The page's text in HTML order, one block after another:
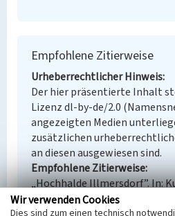
Empfohlene Zitierweise
Urheberrechtlicher Hinweis
Der hier präsentierte Inhalt
Lizenz dl-by-de/2.0
angezeigten Medien
zusätzlichen
an diesen ausgewiesen sind.
Empfohlene Zitierweise
„Hochhalde Illmersdorf”. In:
Kultur.Landschaft.Digital. URL:
Wir verwenden Cookies
Dies sind zum einen technisch